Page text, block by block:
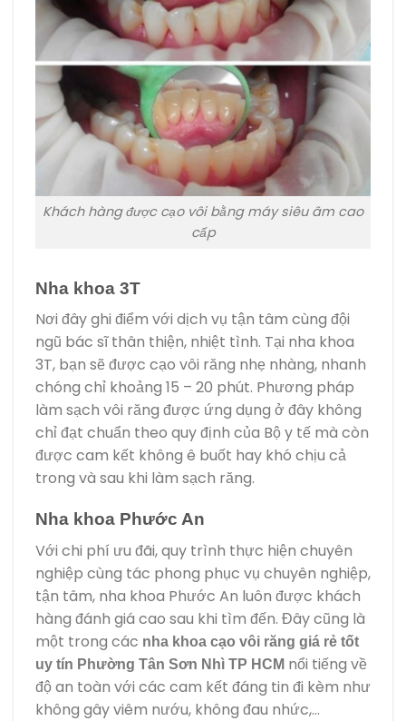
Khách hàng được cạo vôi bằng máy siêu âm cao
cấp
Nha khoa 3T
Nơi đây ghi điểm với dịch vụ tận tâm cùng đội
ngũ bác sĩ thân thiện, nhiệt tình. Tại nha khoa
3T, bạn sẽ được cạo vôi răng nhẹ nhàng, nhanh
chóng chỉ khoảng 15 – 20 phút. Phương pháp
làm sạch vôi răng được ứng dụng ở đây không
chỉ đạt chuẩn theo quy định của Bộ y tế mà còn
được cam kết không ê buốt hay khó chịu cả
trong và sau khi làm sạch răng.
Nha khoa Phước An
Với chi phí ưu đãi, quy trình thực hiện chuyên
nghiệp cùng tác phong phục vụ chuyên nghiệp,
tận tâm, nha khoa Phước An luôn được khách
hàng đánh giá cao sau khi tìm đến. Đây cũng là
một trong các nha khoa cạo vôi răng giá rẻ tốt
uy tín Phường Tân Sơn Nhì TP HCM nổi tiếng về
độ an toàn với các cam kết đáng tin đi kèm như
không gây viêm nướu, không đau nhức,…